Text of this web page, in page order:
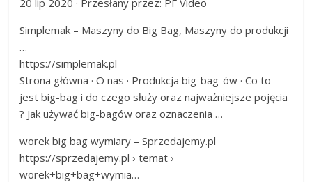
Simplemak – Maszyny do Big Bag, Maszyny do produkcji
…
https://simplemak.pl
Strona główna · O nas · Produkcja big-bag-ów · Co to
jest big-bag i do czego służy oraz najważniejsze pojęcia
? Jak używać big-bagów oraz oznaczenia …
worek big bag wymiary – Sprzedajemy.pl
https://sprzedajemy.pl › temat ›
worek+big+bag+wymia…